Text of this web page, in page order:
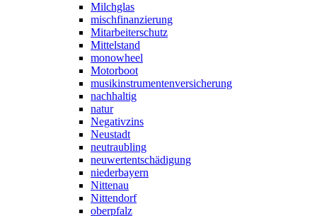
Milchglas
mischfinanzierung
Mitarbeiterschutz
Mittelstand
monowheel
Motorboot
musikinstrumentenversicherung
nachhaltig
natur
Negativzins
Neustadt
neutraubling
neuwertentschädigung
niederbayern
Nittenau
Nittendorf
oberpfalz